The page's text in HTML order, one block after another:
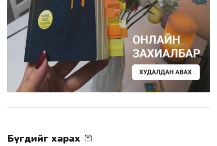
Бүгдийг харах